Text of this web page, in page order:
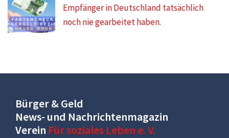
Empfänger in Deutschland tatsächlich
noch nie gearbeitet haben.
Bürger & Geld
News- und Nachrichtenmagazin
Verein Für soziales Leben e. V.